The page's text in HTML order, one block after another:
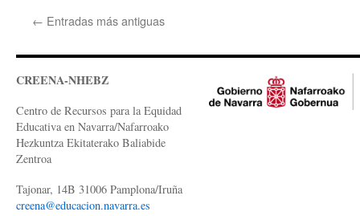
← Entradas más antiguas
CREENA-NHEBZ
Centro de Recursos para la Equidad
Educativa en Navarra/Nafarroako
Hezkuntza Ekitaterako Baliabide
Zentroa
Tajonar, 14B 31006 Pamplona/Iruña
creena@educacion.navarra.es